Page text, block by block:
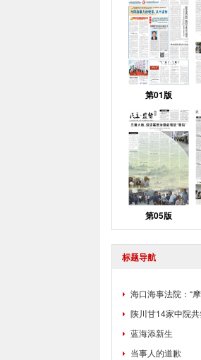
第01版
第05版
标题导航
海口海事法院：“
陕川甘14家中院
蓝海添新生
当事人的道歉